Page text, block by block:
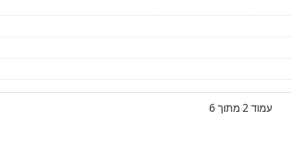
עמוד 2 מתוך 6